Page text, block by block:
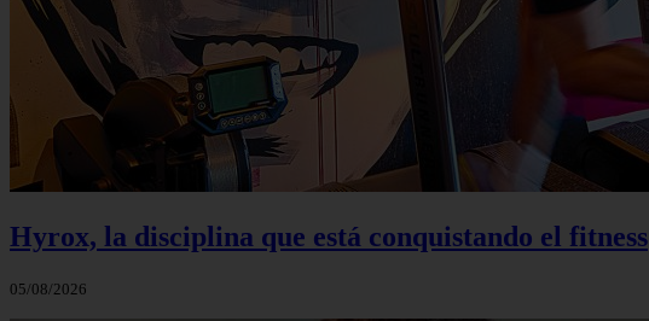
Hyrox, la disciplina que está conquistando el fitness
05/08/2026